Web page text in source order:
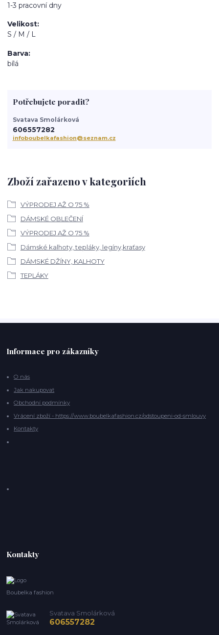
1-3 pracovní dny
Velikost
S / M / L
Barva
bílá
Zboží zařazeno v kategoriích
VÝPRODEJ AŽ O 75 %
DÁMSKÉ OBLEČENÍ
VÝPRODEJ AŽ O 75 %
Dámské kalhoty, tepláky, legíny,kraťasy
DÁMSKÉ DŽÍNY, KALHOTY
TEPLÁKY
Potřebujete poradit?
Svatava Smolárková
606557282
infoboubelkafashion@seznam.cz
Informace pro zákazníky
O nás
Jak nakupovat
Obchodní podmínky
Vrácení zboží - https://www.boubelkafashion.cz/odstoupeni-od-smlouvy
Kontakty
Kontakty
Boubelka fashion
Svatava Smolárková
606557282